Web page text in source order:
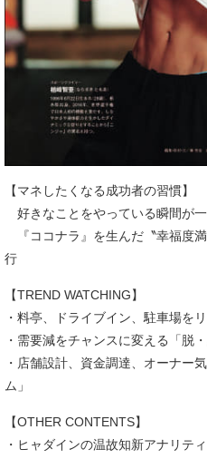
【マネしたくなる成功者の習慣】
好きなことをやっている瞬間が
『ココナラ』を生んだ〝幸福
行
【TREND WATCHING】
・料亭、ドライブイン、駐車場を
・需要減をチャンスに変える「脱
・店舗設計、資金調達、オーナー
ム」
【OTHER CONTENTS】
・ヒャダインの温故知新アナリテ